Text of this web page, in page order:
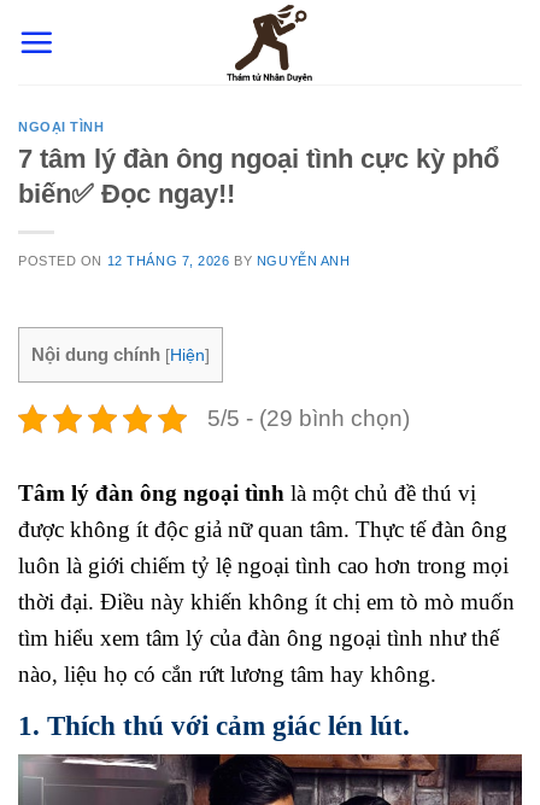
NGOẠI TÌNH
7 tâm lý đàn ông ngoại tình cực kỳ phổ
biến✅ Đọc ngay!!
POSTED ON 12 THÁNG 7, 2026 BY NGUYỄN ANH
Nội dung chính [Hiện]
5/5 - (29 bình chọn)
Tâm lý đàn ông ngoại tình là một chủ đề thú vị
được không ít độc giả nữ quan tâm. Thực tế đàn ông
luôn là giới chiếm tỷ lệ ngoại tình cao hơn trong mọi
thời đại. Điều này khiến không ít chị em tò mò muốn
tìm hiểu xem tâm lý của đàn ông ngoại tình như thế
nào, liệu họ có cắn rứt lương tâm hay không.
1. Thích thú với cảm giác lén lút.